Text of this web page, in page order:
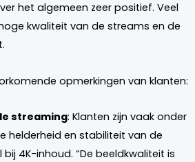
het algemeen zeer positief. Veel
kwaliteit van de streams en de
opmerkingen van klanten:
streaming: Klanten zijn vaak onder
helderheid en stabiliteit van de
4K-inhoud. “De beeldkwaliteit is